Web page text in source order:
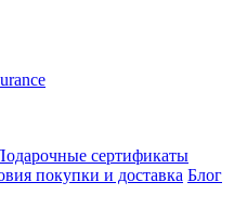
сертификаты
покупки и доставка Блог